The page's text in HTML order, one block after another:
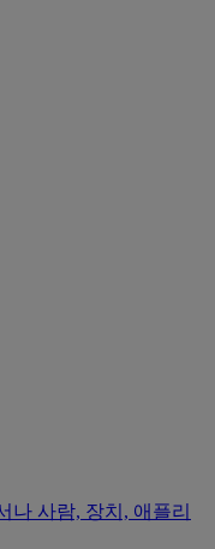
나 사람, 장치, 애플리